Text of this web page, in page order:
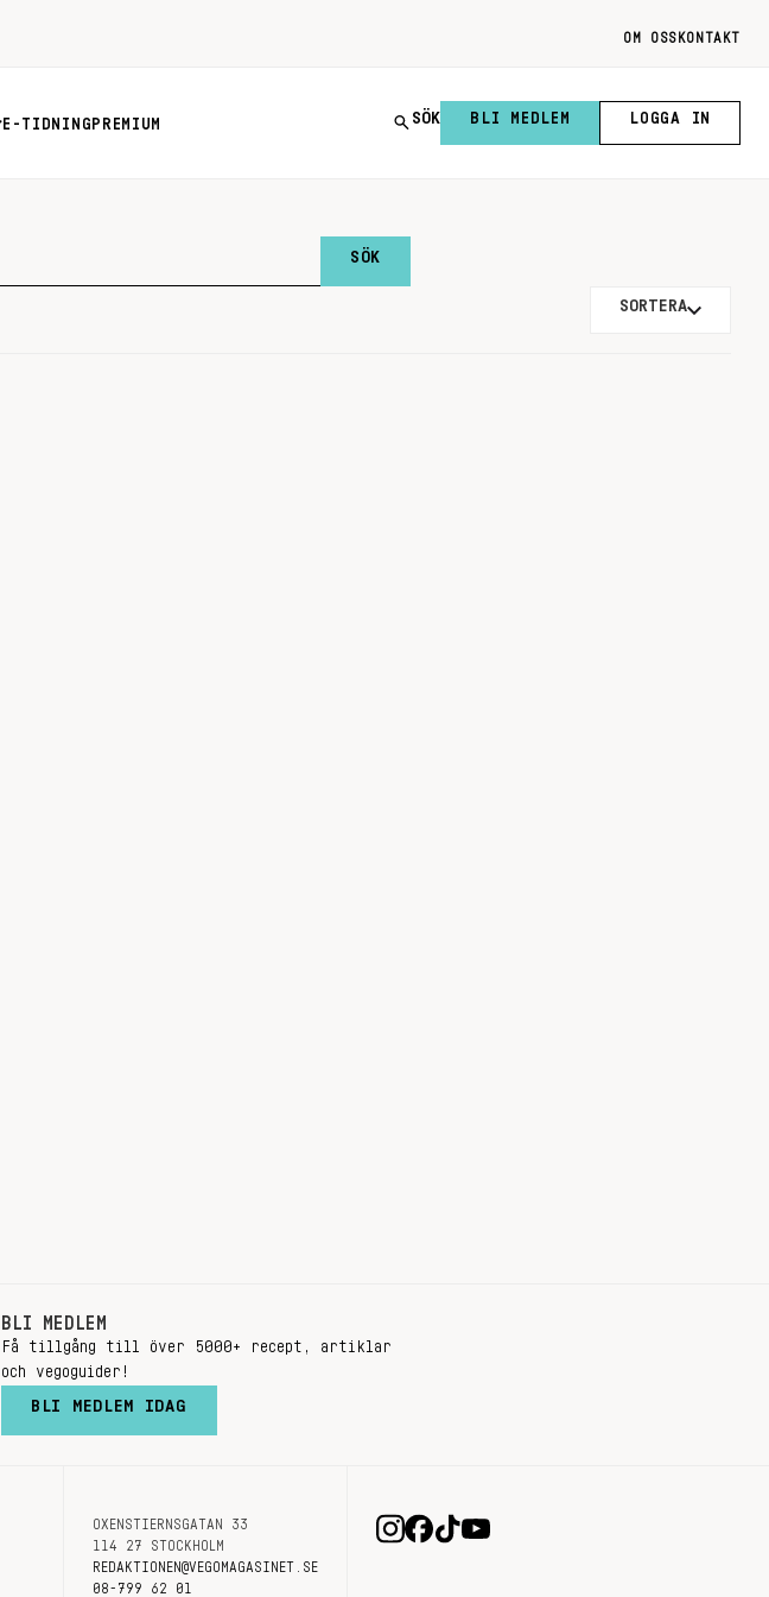
OM OSS KONTAKT
E-TIDNING PREMIUM SÖK BLI MEDLEM LOGGA IN
SORTERA
BLI MEDLEM
Få tillgång till över 5000+ recept, artiklar
och vegoguider!
BLI MEDLEM IDAG
OXENSTIERNSGATAN 33
114 27 STOCKHOLM
REDAKTIONEN@VEGOMAGASINET.SE
08-799 62 01